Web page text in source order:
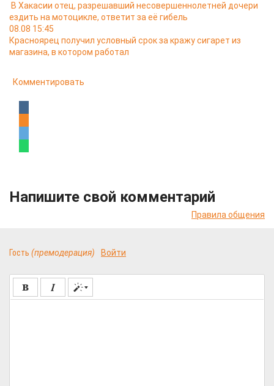
В Хакасии отец, разрешавший несовершеннолетней дочери
ездить на мотоцикле, ответит за её гибель
08.08 15:45
Красноярец получил условный срок за кражу сигарет из
магазина, в котором работал
Комментировать
Напишите свой комментарий
Правила общения
Гость (премодерация) Войти